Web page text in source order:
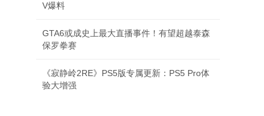
V爆料
GTA6或成史上最大直播事件！有望超越泰森
保罗拳赛
《寂静岭2RE》PS5版专属更新：PS5 Pro体
验大增强